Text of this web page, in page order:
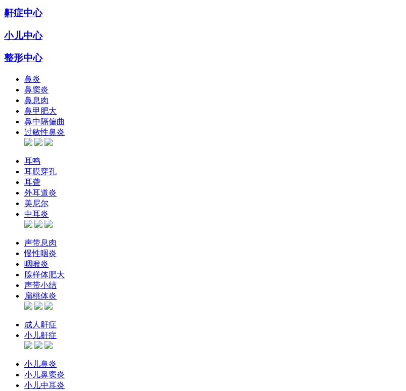
鼾症中心
小儿中心
整形中心
鼻炎
鼻窦炎
鼻息肉
鼻甲肥大
鼻中隔偏曲
过敏性鼻炎
耳鸣
耳膜穿孔
耳聋
外耳道炎
美尼尔
中耳炎
声带息肉
慢性咽炎
咽喉炎
腺样体肥大
声带小结
扁桃体炎
成人鼾症
小儿鼾症
小儿鼻炎
小儿鼻窦炎
小儿中耳炎